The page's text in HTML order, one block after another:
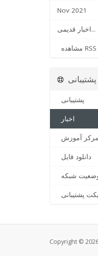
Nov 2021
اخبار قدیمی...
مشاهده RSS
پشتیبانی
پشتیبانی
اخبار
مرکز آموزش
دانلود فایل
شبکه
پشتیبانی
Copyright ©